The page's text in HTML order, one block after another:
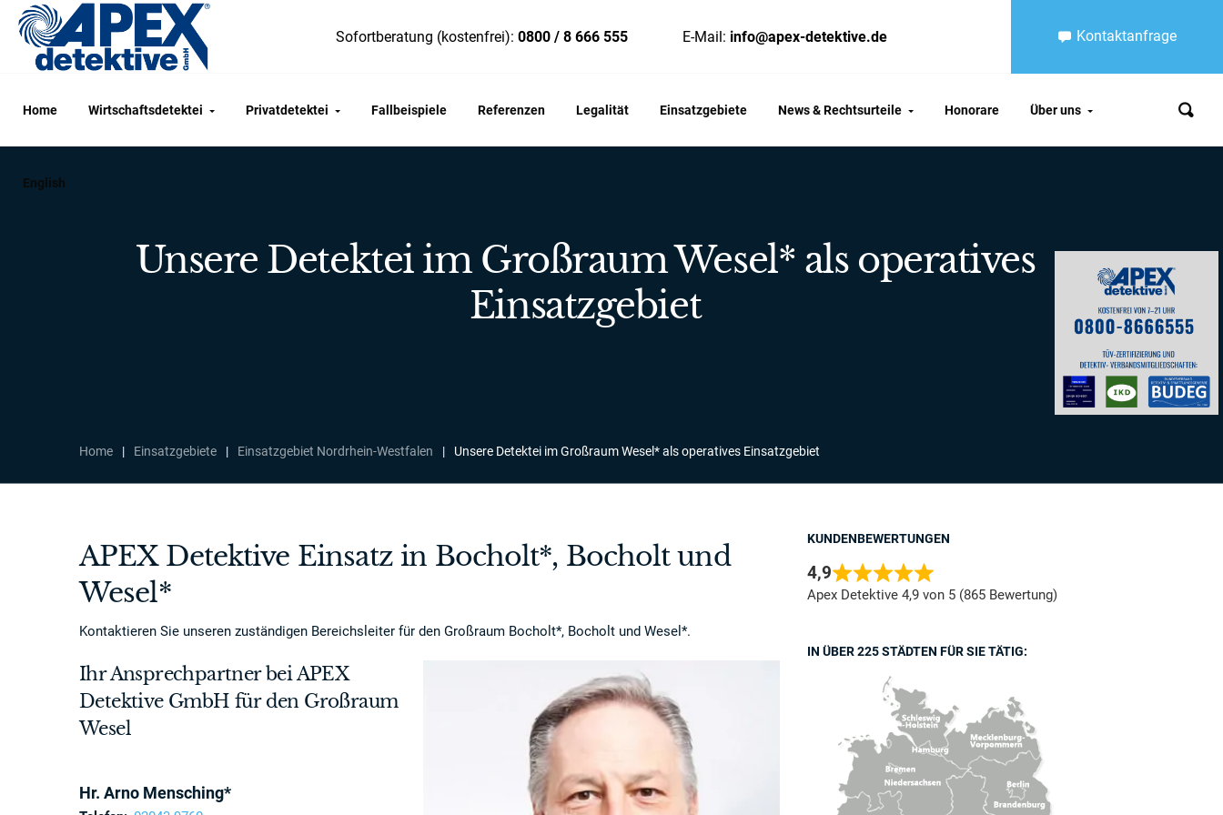
Sofortberatung (kostenfrei): 0800 / 8 666 555 E-Mail: info@apex-detektive.de Kontaktanfrage
Home Wirtschaftsdetektei Privatdetektei Fallbeispiele Referenzen Legalität Einsatzgebiete News & Rechtsurteile Honorare Über uns
English
Unsere Detektei im Großraum Wesel* als operatives
Einsatzgebiet
Home | Einsatzgebiete | Einsatzgebiet Nordrhein-Westfalen | Unsere Detektei im Großraum Wesel* als operatives Einsatzgebiet
APEX Detektive Einsatz in Bocholt*, Bocholt und
Wesel*
Kontaktieren Sie unseren zuständigen Bereichsleiter für den Großraum Bocholt*, Bocholt und Wesel*.
Ihr Ansprechpartner bei APEX
Detektive GmbH für den Großraum
Wesel
Hr. Arno Mensching*
KUNDENBEWERTUNGEN
4,9
Apex Detektive 4,9 von 5 (865 Bewertung)
IN ÜBER 225 STÄDTEN FÜR SIE TÄTIG: